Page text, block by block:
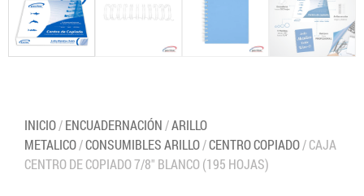
INICIO/ENCUADERNACIÓN /ARILLO
METALICO/CONSUMIBLES ARILLO/CENTRO COPIADO/ CAJA
CENTRO DE COPIADO 7/8″ BLANCO (195 HOJAS)